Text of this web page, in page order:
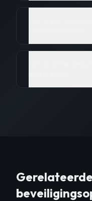
Gerelateerde